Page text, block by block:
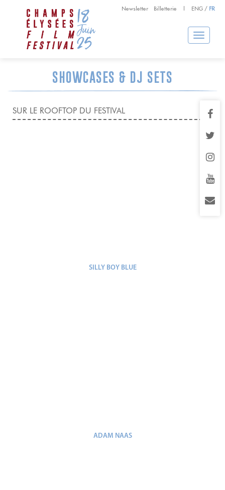
Newsletter Billetterie ENG / FR
Toggle
navigation
SHOWCASES & DJ SETS
SUR LE ROOFTOP DU FESTIVAL
SILLY BOY BLUE
ADAM NAAS